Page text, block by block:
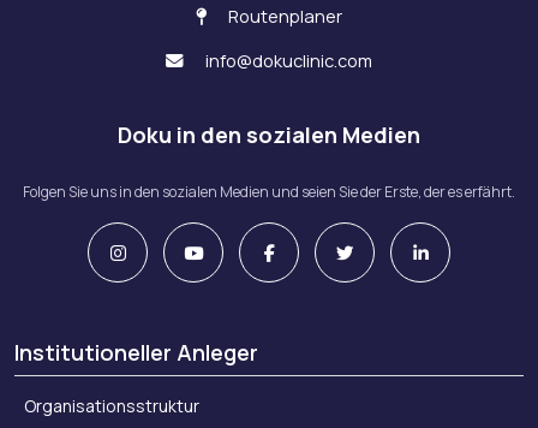
Routenplaner
info@dokuclinic.com
Doku in den sozialen Medien
Folgen Sie uns in den sozialen Medien und seien Sie der Erste, der es erfährt.
Institutioneller Anleger
Organisationsstruktur